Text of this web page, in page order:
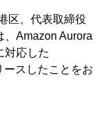
区、代表取締役
、Amazon Aurora
対応した
ースしたことをお